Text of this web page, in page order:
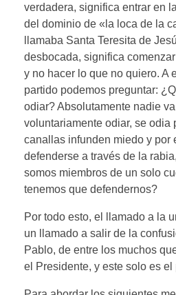
verdadera, significa entrar en
del dominio de «la loca de la
llamaba Santa Teresita de
desbocada, significa
y no hacer lo que no quiero. A
partido podemos preguntar:
odiar? Absolutamente nadie
voluntariamente odiar, se odia
canallas infunden miedo y por
defenderse a través de la
somos miembros de un solo
tenemos que defendernos?
Por todo esto, el llamado a la
un llamado a salir de la
Pablo, de entre los muchos
el Presidente, y este solo es el